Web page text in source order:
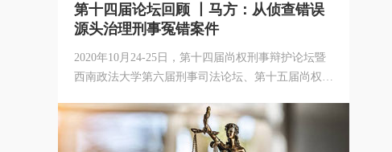
第十四届论坛回顾 丨马方：从侦查错误
源头治理刑事冤错案件
2020年10月24-25日，第十四届尚权刑事辩护论坛暨
西南政法大学第六届刑事司法论坛、第十五届尚权青
政法大学诉讼法与司法改革研究中心、中国政法大学
国家法律援助研究院与北京市尚权律师事务所联合主